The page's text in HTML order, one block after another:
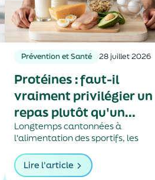
Prévention et Santé 28 juillet 2026
Protéines : faut-il
vraiment privilégier un
repas plutôt qu'un
autre ?
Longtemps cantonnées à
l'alimentation des sportifs, les
de nombreuses recommandations
nutritionnelles. Petit-déjeuner
Lire l'article